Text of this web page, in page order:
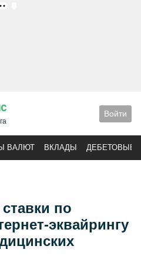
Войти
ВАЛЮТ ВКЛАДЫ ДЕБЕТОВЫЕ
по
эквайрингу